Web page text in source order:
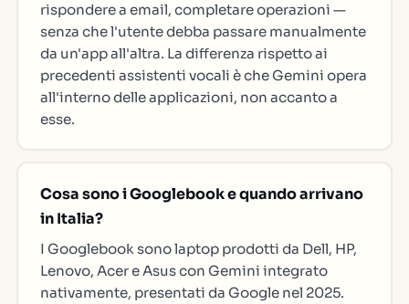
rispondere a email, completare operazioni —
senza che l'utente debba passare manualmente
da un'app all'altra. La differenza rispetto ai
precedenti assistenti vocali è che Gemini opera
all'interno delle applicazioni, non accanto a
esse.
Cosa sono i Googlebook e quando arrivano
in Italia?
I Googlebook sono laptop prodotti da Dell, HP,
Lenovo, Acer e Asus con Gemini integrato
nativamente, presentati da Google nel 2025.